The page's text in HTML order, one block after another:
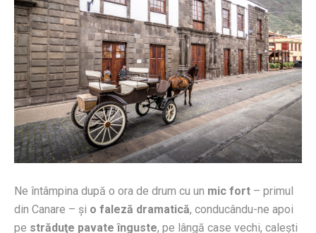
Ne întâmpina după o ora de drum cu un mic fort – primul
din Canare – şi o faleză dramatică, conducându-ne apoi
pe străduţe pavate înguste, pe lângă case vechi, caleşti